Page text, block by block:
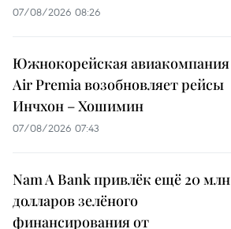
07/08/2026 08:26
Южнокорейская авиакомпания
Air Premia возобновляет рейсы
Инчхон – Хошимин
07/08/2026 07:43
Nam A Bank привлёк ещё 20 млн
долларов зелёного
финансирования от